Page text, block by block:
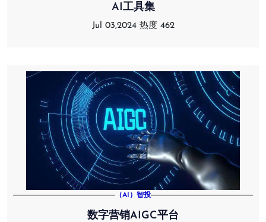
AI工具集
Jul 03,2024 热度 462
（AI）智投
数字营销AIGC平台